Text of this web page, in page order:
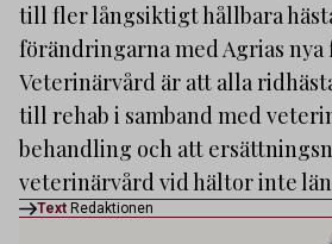
till fler långsiktigt hållbara
förändringarna med Agrias
Veterinärvård är att alla
till rehab i samband med
behandling och att
veterinärvård vid hältor inte
Text Redaktionen